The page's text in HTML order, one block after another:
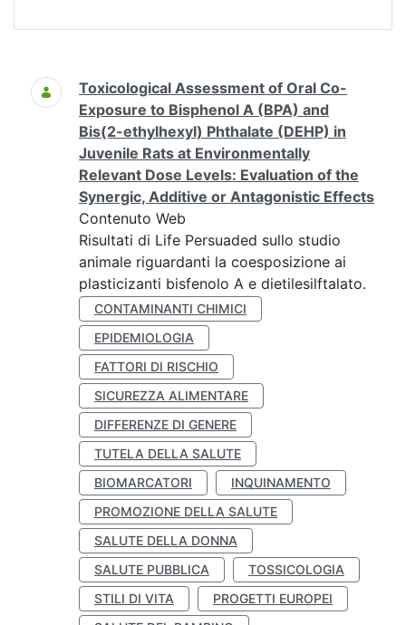
Ricerca
Toxicological Assessment of Oral Co-
Exposure to Bisphenol A (BPA) and
Bis(2-ethylhexyl) Phthalate (DEHP) in
Juvenile Rats at Environmentally
Relevant Dose Levels: Evaluation of the
Synergic, Additive or Antagonistic Effects
Contenuto Web
Risultati di Life Persuaded sullo studio
animale riguardanti la coesposizione ai
plasticizanti bisfenolo A e dietilesilftalato.
CONTAMINANTI CHIMICI
EPIDEMIOLOGIA
FATTORI DI RISCHIO
SICUREZZA ALIMENTARE
DIFFERENZE DI GENERE
TUTELA DELLA SALUTE
BIOMARCATORI
INQUINAMENTO
PROMOZIONE DELLA SALUTE
SALUTE DELLA DONNA
SALUTE PUBBLICA
TOSSICOLOGIA
STILI DI VITA
PROGETTI EUROPEI